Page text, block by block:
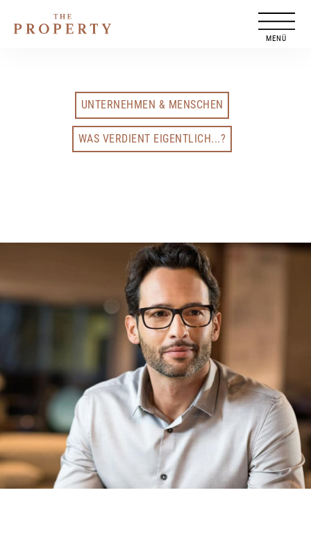
Inhalt
UNTERNEHMEN & MENSCHEN
WAS VERDIENT EIGENTLICH...?